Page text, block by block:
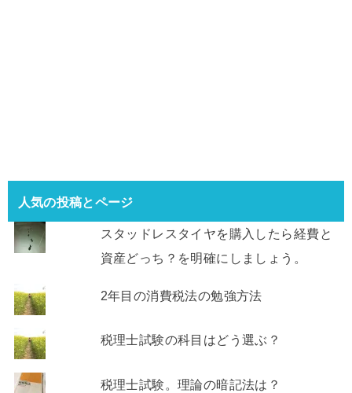
人気の投稿とページ
スタッドレスタイヤを購入したら経費と
資産どっち？を明確にしましょう。
2年目の消費税法の勉強方法
税理士試験の科目はどう選ぶ？
税理士試験。理論の暗記法は？